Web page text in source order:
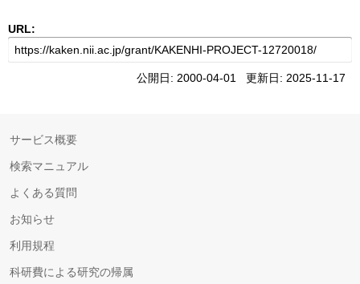
URL:
公開日: 2000-04-01 更新日: 2025-11-17
サービス概要
検索マニュアル
よくある質問
お知らせ
利用規程
科研費による研究の帰属